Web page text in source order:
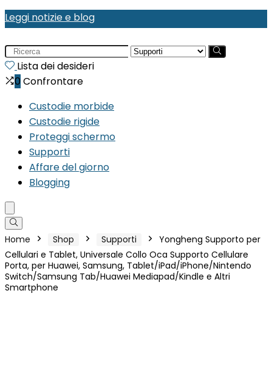
Leggi notizie e blog
Search
for:Lista dei desideri
0 Confrontare
Custodie morbide
Custodie rigide
Proteggi schermo
Supporti
Affare del giorno
Blogging
Home Shop Supporti
Yongheng Supporto per
Cellulari e Tablet, Universale Collo Oca Supporto Cellulare
Porta, per Huawei, Samsung, Tablet/iPad/iPhone/Nintendo
Switch/Samsung Tab/Huawei Mediapad/Kindle e Altri
Smartphone